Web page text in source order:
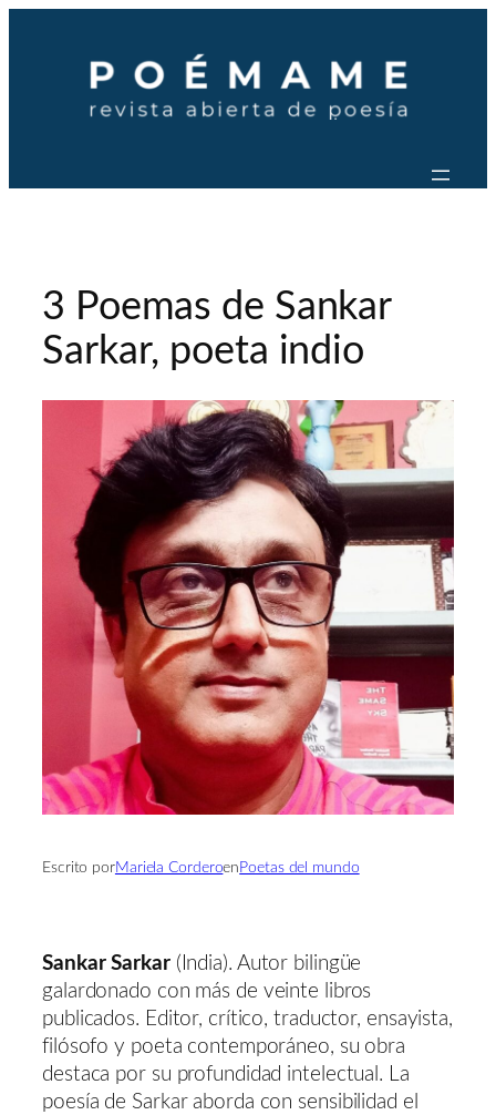
contenido
3 Poemas de Sankar
Sarkar, poeta indio
Escrito porMariela Corderoen Poetas del mundo
Sankar Sarkar(India). Autor bilingüe
galardonado con más de veinte libros
publicados. Editor, crítico, traductor, ensayista,
filósofo y poeta contemporáneo, su obra
destaca por su profundidad intelectual. La
poesía de Sarkar aborda con sensibilidad el